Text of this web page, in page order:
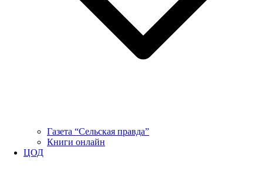
Газета “Сельская правда”
Книги онлайн
ЦОД